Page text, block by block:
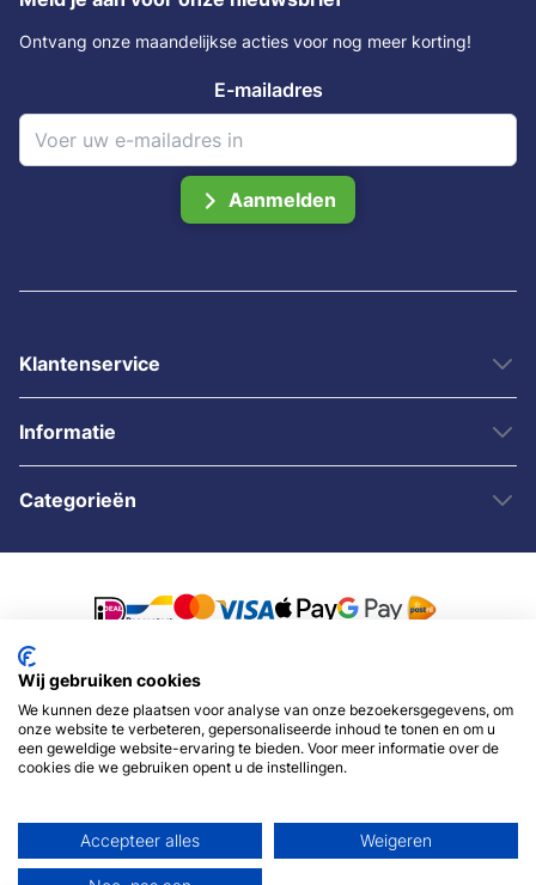
Ontvang onze maandelijkse acties voor nog meer korting!
E-mailadres
Aanmelden
Klantenservice
Informatie
Categorieën
Wij gebruiken cookies
We kunnen deze plaatsen voor analyse van onze bezoekersgegevens, om
onze website te verbeteren, gepersonaliseerde inhoud te tonen en om u
een geweldige website-ervaring te bieden. Voor meer informatie over de
cookies die we gebruiken opent u de instellingen.
Accepteer alles Weigeren